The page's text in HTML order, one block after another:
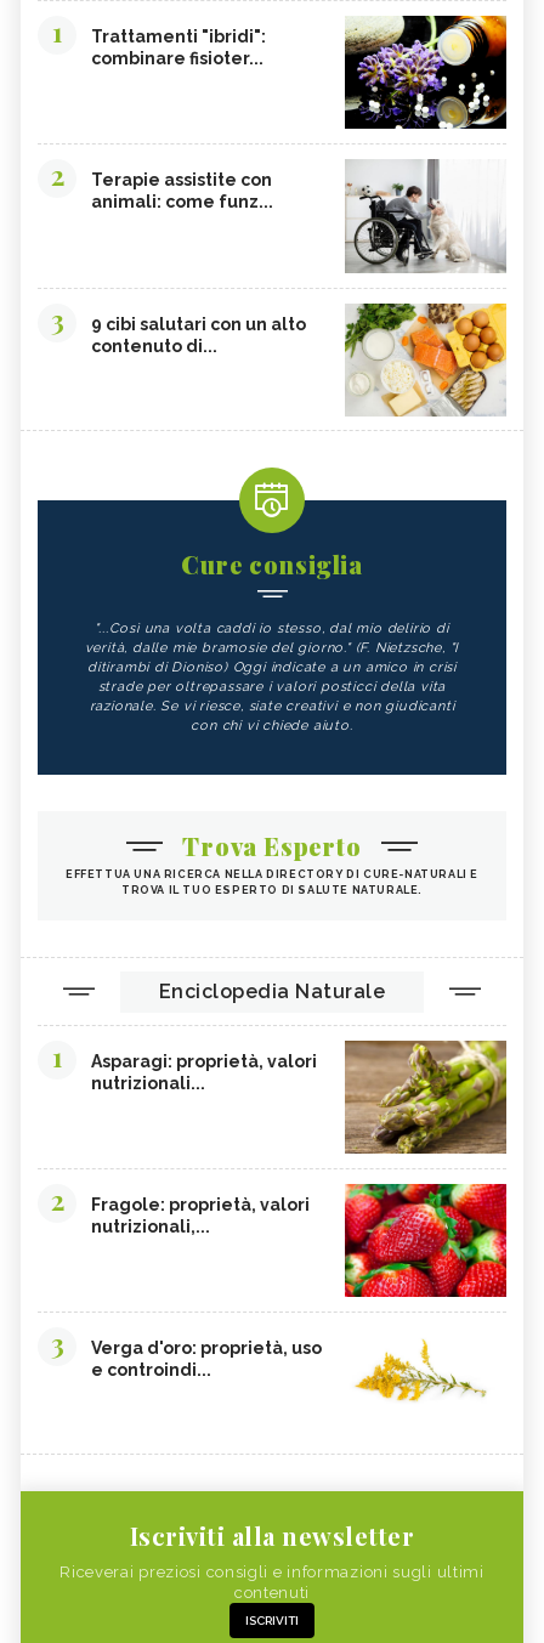
1
Trattamenti "ibridi":
combinare fisioter...
2
Terapie assistite con
animali: come funz...
3
9 cibi salutari con un alto
contenuto di...
Cure consiglia
"...Così una volta caddi io stesso, dal mio delirio di
verità, dalle mie bramosie del giorno." (F. Nietzsche, "I
ditirambi di Dioniso) Oggi indicate a un amico in crisi
strade per oltrepassare i valori posticci della vita
razionale. Se vi riesce, siate creativi e non giudicanti
con chi vi chiede aiuto.
Trova Esperto
EFFETTUA UNA RICERCA NELLA DIRECTORY DI CURE-NATURALI E
TROVA IL TUO ESPERTO DI SALUTE NATURALE.
Enciclopedia Naturale
1
Asparagi: proprietà, valori
nutrizionali...
2
Fragole: proprietà, valori
nutrizionali,...
3
Verga d'oro: proprietà, uso
e controindi...
Iscriviti alla newsletter
Riceverai preziosi consigli e informazioni sugli ultimi
contenuti
ISCRIVITI